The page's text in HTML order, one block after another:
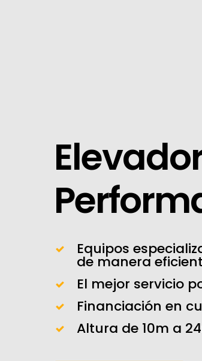
Equipos
de manera
El mejor servicio
Financiación en
Altura de 10m a